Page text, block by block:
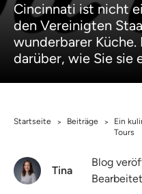
Cincinnati ist nicht
den Vereinigten
wunderbarer Küche.
darüber, wie Sie sie
Startseite > Beiträge >
Ein
Tours
Tina
Blog